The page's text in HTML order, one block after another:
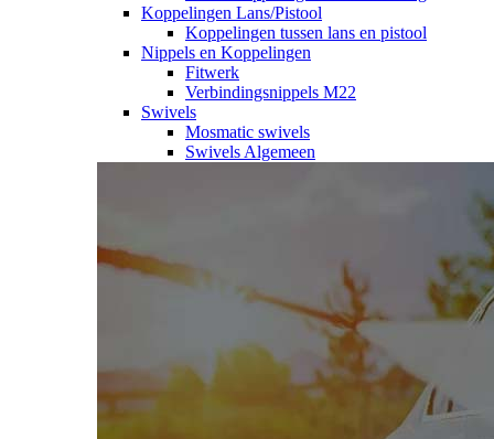
Koppelingen Lans/Pistool
Koppelingen tussen lans en pistool
Nippels en Koppelingen
Fitwerk
Verbindingsnippels M22
Swivels
Mosmatic swivels
Swivels Algemeen